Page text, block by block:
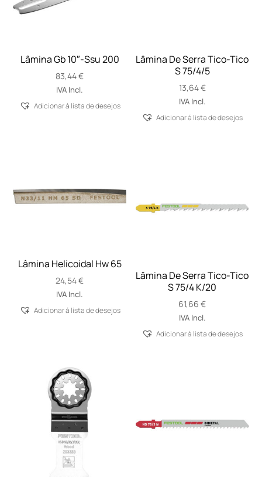
Lâmina Gb 10″-Ssu 200
83,44€
IVA Incl.
Adicionar á lista de desejos
Lâmina De Serra Tico-Tico
S 75/4/5
13,64€
IVA Incl.
Adicionar á lista de desejos
Lâmina Helicoidal Hw 65
24,54€
IVA Incl.
Adicionar á lista de desejos
Lâmina De Serra Tico-Tico
S 75/4 K/20
61,66€
IVA Incl.
Adicionar á lista de desejos